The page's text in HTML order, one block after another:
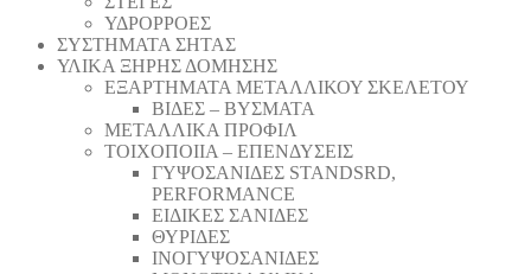
ΥΔΡΟΡΡΟΕΣ
ΣΥΣΤΗΜΑΤΑ ΣΗΤΑΣ
ΥΛΙΚΑ ΞΗΡΗΣ ΔΟΜΗΣΗΣ
ΕΞΑΡΤΗΜΑΤΑ ΜΕΤΑΛΛΙΚΟΥ ΣΚΕΛΕΤΟΥ
ΒΙΔΕΣ – ΒΥΣΜΑΤΑ
ΜΕΤΑΛΛΙΚΑ ΠΡΟΦΙΛ
ΤΟΙΧΟΠΟΙΙΑ – ΕΠΕΝΔΥΣΕΙΣ
ΓΥΨΟΣΑΝΙΔΕΣ STANDSRD,
PERFORMANCE
ΕΙΔΙΚΕΣ ΣΑΝΙΔΕΣ
ΘΥΡΙΔΕΣ
ΙΝΟΓΥΨΟΣΑΝΙΔΕΣ